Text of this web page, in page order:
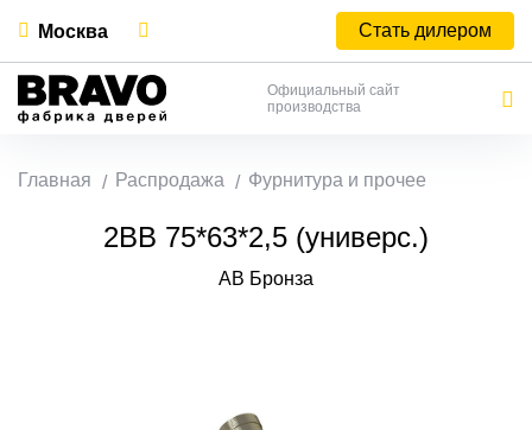
Москва Стать дилером
Официальный сайт
производства
Главная Распродажа Фурнитура и прочее
2ВВ 75*63*2,5 (универс.)
AB Бронза